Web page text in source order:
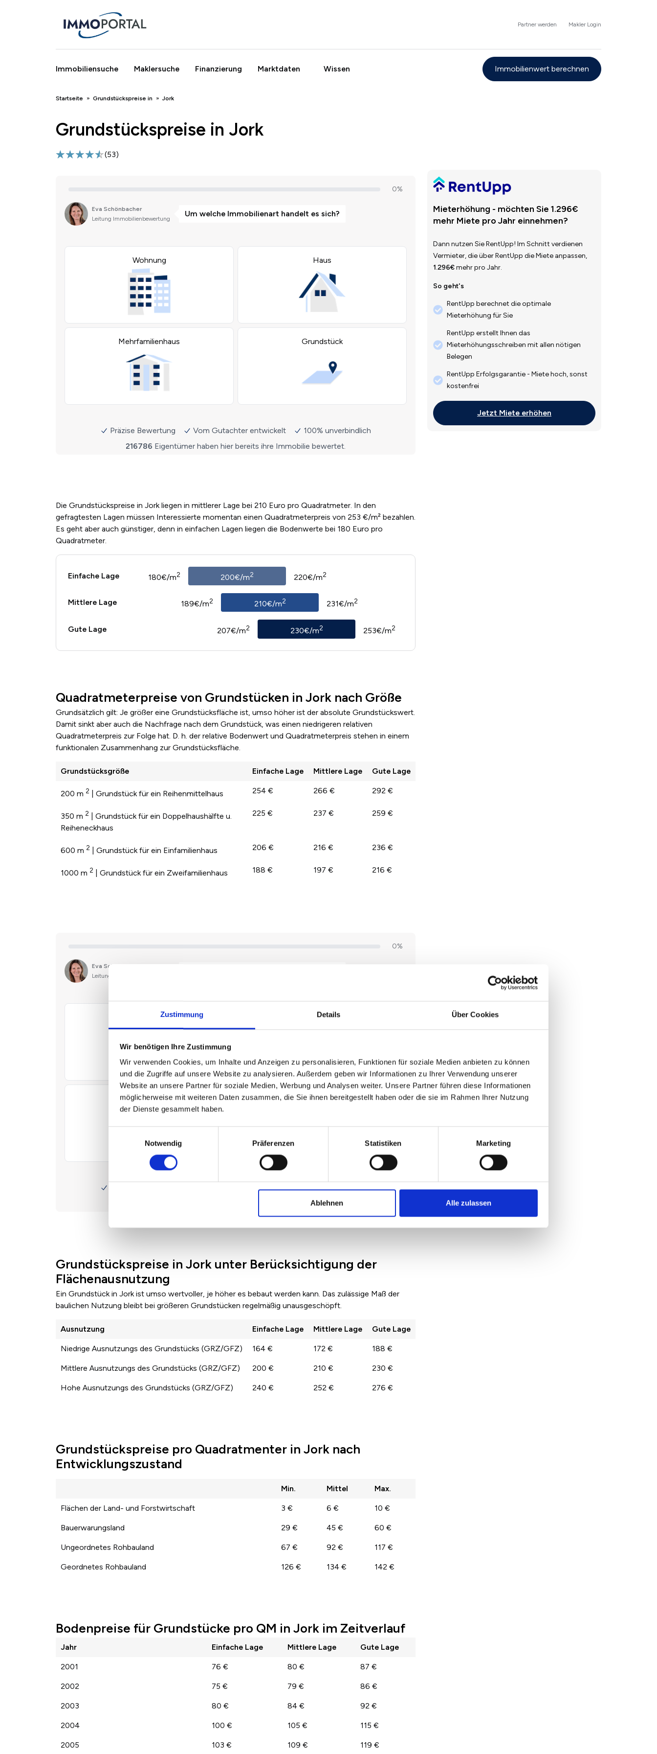
Zustimmung Details Über Cookies
Wir benötigen Ihre Zustimmung
Wir verwenden Cookies, um Inhalte und Anzeigen zu personalisieren, Funktionen für soziale Medien anbieten zu können
und die Zugriffe auf unsere Website zu analysieren. Außerdem geben wir Informationen zu Ihrer Verwendung unserer
Website an unsere Partner für soziale Medien, Werbung und Analysen weiter. Unsere Partner führen diese Informationen
möglicherweise mit weiteren Daten zusammen, die Sie ihnen bereitgestellt haben oder die sie im Rahmen Ihrer Nutzung
der Dienste gesammelt haben.
Notwendig
Präferenzen Statistiken Marketing
Ablehnen Alle zulassen
Partner werden Makler Login
Immobiliensuche Maklersuche Finanzierung Marktdaten Wissen Immobilienwert berechnen
Breadcrumb
Startseite Grundstückspreise in Jork
Grundstückspreise in Jork
(53)
Die Grundstückspreise in Jork liegen in mittlerer Lage bei 210 Euro pro Quadratmeter. In den
gefragtesten Lagen müssen Interessierte momentan einen Quadratmeterpreis von 253 €/m² bezahlen.
Es geht aber auch günstiger, denn in einfachen Lagen liegen die Bodenwerte bei 180 Euro pro
Quadratmeter.
Einfache Lage 180€/m2 200€/m2 220€/m2
Mittlere Lage 189€/m2 210€/m2 231€/m2
Gute Lage 207€/m2 230€/m2 253€/m2
Quadratmeterpreise von Grundstücken in Jork nach Größe
Grundsätzlich gilt: Je größer eine Grundstücksfläche ist, umso höher ist der absolute Grundstückswert.
Damit sinkt aber auch die Nachfrage nach dem Grundstück, was einen niedrigeren relativen
Quadratmeterpreis zur Folge hat. D. h. der relative Bodenwert und Quadratmeterpreis stehen in einem
funktionalen Zusammenhang zur Grundstücksfläche.
Grundstücksgröße Einfache Lage Mittlere Lage Gute Lage
200 m 2 | Grundstück für ein Reihenmittelhaus 254 € 266 € 292 €
350 m 2
| Grundstück für ein Doppelhaushälfte u.
Reiheneckhaus
225 € 237 € 259 €
600 m 2 | Grundstück für ein Einfamilienhaus 206 € 216 € 236 €
1000 m 2 | Grundstück für ein Zweifamilienhaus 188 € 197 € 216 €
Grundstückspreise in Jork unter Berücksichtigung der
Flächenausnutzung
Ein Grundstück in Jork ist umso wertvoller, je höher es bebaut werden kann. Das zulässige Maß der
baulichen Nutzung bleibt bei größeren Grundstücken regelmäßig unausgeschöpft.
Ausnutzung Einfache Lage Mittlere Lage Gute Lage
Niedrige Ausnutzungs des Grundstücks (GRZ/GFZ) 164 € 172 € 188 €
Mittlere Ausnutzungs des Grundstücks (GRZ/GFZ) 200 € 210 € 230 €
Hohe Ausnutzungs des Grundstücks (GRZ/GFZ) 240 € 252 € 276 €
Grundstückspreise pro Quadratmenter in Jork nach
Entwicklungszustand
Min. Mittel Max.
Flächen der Land- und Forstwirtschaft 3 € 6 € 10 €
Bauerwarungsland 29 € 45 € 60 €
Ungeordnetes Rohbauland 67 € 92 € 117 €
Geordnetes Rohbauland 126 € 134 € 142 €
Bodenpreise für Grundstücke pro QM in Jork im Zeitverlauf
Jahr Einfache Lage Mittlere Lage Gute Lage
2001 76 € 80 € 87 €
2002 75 € 79 € 86 €
2003 80 € 84 € 92 €
2004 100 € 105 € 115 €
2005 103 € 109 € 119 €
Mieterhöhung - möchten Sie 1.296€
mehr Miete pro Jahr einnehmen?
Dann nutzen Sie RentUpp! Im Schnitt verdienen
Vermieter, die über RentUpp die Miete anpassen,
1.296€mehr pro Jahr.
So geht's
RentUpp berechnet die optimale
Mieterhöhung für Sie
RentUpp erstellt Ihnen das
Mieterhöhungsschreiben mit allen nötigen
Belegen
RentUpp Erfolgsgarantie - Miete hoch, sonst
kostenfrei
Jetzt Miete erhöhen